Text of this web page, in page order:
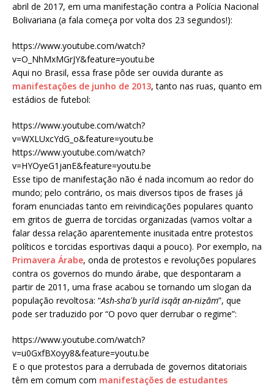
abril de 2017, em uma manifestação contra a Polícia Nacional
Bolivariana (a fala começa por volta dos 23 segundos!):
https://www.youtube.com/watch?
v=O_NhMxMGrJY&feature=youtu.be
Aqui no Brasil, essa frase pôde ser ouvida durante as
manifestações de junho de 2013, tanto nas ruas, quanto em
estádios de futebol:
https://www.youtube.com/watch?
v=WXLUxcYdG_o&feature=youtu.be
https://www.youtube.com/watch?
v=HYOyeG1janE&feature=youtu.be
Esse tipo de manifestação não é nada incomum ao redor do
mundo; pelo contrário, os mais diversos tipos de frases já
foram enunciadas tanto em reivindicações populares quanto
em gritos de guerra de torcidas organizadas (vamos voltar a
falar dessa relação aparentemente inusitada entre protestos
políticos e torcidas esportivas daqui a pouco). Por exemplo, na
Primavera Árabe, onda de protestos e revoluções populares
contra os governos do mundo árabe, que despontaram a
partir de 2011, uma frase acabou se tornando um slogan da
população revoltosa: “Ash-shaʻb yurīd isqāṭ an-niẓām”, que
pode ser traduzido por “O povo quer derrubar o regime”:
https://www.youtube.com/watch?
v=u0GxfBXoyy8&feature=youtu.be
E o que protestos para a derrubada de governos ditatoriais
têm em comum com manifestações de estudantes